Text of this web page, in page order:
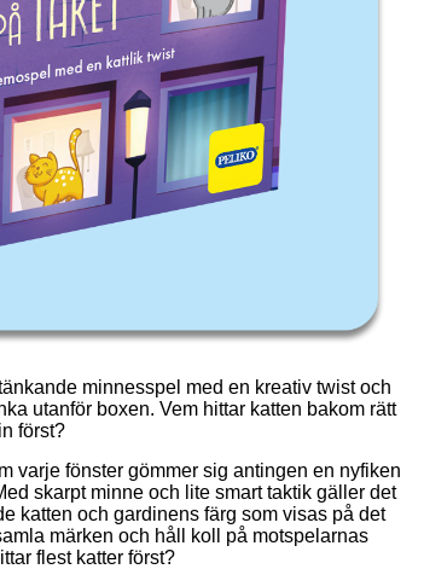
minnesspel med en kreativ twist och
utanför boxen. Vem hittar katten bakom rätt
först?
varje fönster gömmer sig antingen en nyfiken
skarpt minne och lite smart taktik gäller det
katten och gardinens färg som visas på det
märken och håll koll på motspelarnas
flest katter först?